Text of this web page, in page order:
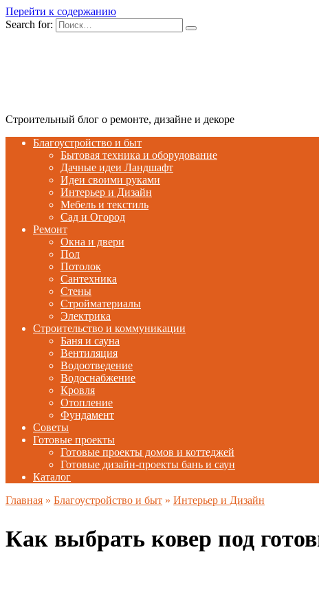
Перейти к содержанию
Search for:
Строительный блог о ремонте, дизайне и декоре
Благоустройство и быт
Бытовая техника и оборудование
Дачные идеи Ландшафт
Идеи своими руками
Интерьер и Дизайн
Мебель и текстиль
Сад и Огород
Ремонт
Окна и двери
Пол
Потолок
Сантехника
Стены
Стройматериалы
Электрика
Строительство и коммуникации
Баня и сауна
Вентиляция
Водоотведение
Водоснабжение
Кровля
Отопление
Фундамент
Советы
Готовые проекты
Готовые проекты домов и коттеджей
Готовые дизайн-проекты бань и саун
Каталог
Главная » Благоустройство и быт » Интерьер и Дизайн
Как выбрать ковер под